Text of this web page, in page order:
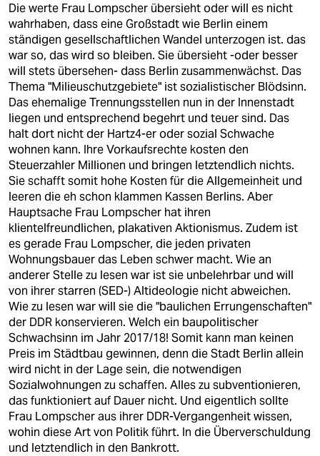
Die werte Frau Lompscher übersieht oder will es nicht
wahrhaben, dass eine Großstadt wie Berlin einem
ständigen gesellschaftlichen Wandel unterzogen ist. das
war so, das wird so bleiben. Sie übersieht -oder besser
will stets übersehen- dass Berlin zusammenwächst. Das
Thema "Milieuschutzgebiete" ist sozialistischer Blödsinn.
Das ehemalige Trennungsstellen nun in der Innenstadt
liegen und entsprechend begehrt und teuer sind. Das
halt dort nicht der Hartz4-er oder sozial Schwache
wohnen kann. Ihre Vorkaufsrechte kosten den
Steuerzahler Millionen und bringen letztendlich nichts.
Sie schafft somit hohe Kosten für die Allgemeinheit und
leeren die eh schon klammen Kassen Berlins. Aber
Hauptsache Frau Lompscher hat ihren
klientelfreundlichen, plakativen Aktionismus. Zudem ist
es gerade Frau Lompscher, die jeden privaten
Wohnungsbauer das Leben schwer macht. Wie an
anderer Stelle zu lesen war ist sie unbelehrbar und will
von ihrer starren (SED-) Altideologie nicht abweichen.
Wie zu lesen war will sie die "baulichen Errungenschaften"
der DDR konservieren. Welch ein baupolitischer
Schwachsinn im Jahr 2017/18! Somit kann man keinen
Preis im Städtbau gewinnen, denn die Stadt Berlin allein
wird nicht in der Lage sein, die notwendigen
Sozialwohnungen zu schaffen. Alles zu subventionieren,
das funktioniert auf Dauer nicht. Und eigentlich sollte
Frau Lompscher aus ihrer DDR-Vergangenheit wissen,
wohin diese Art von Politik führt. In die Überverschuldung
und letztendlich in den Bankrott.